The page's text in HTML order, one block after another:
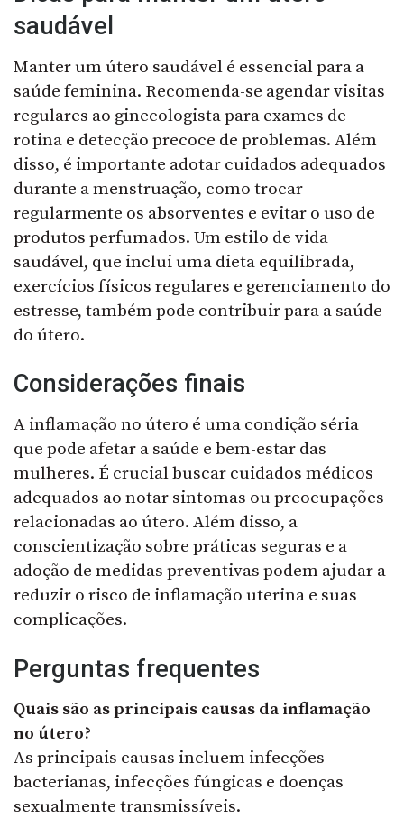
saudável
Manter um útero saudável é essencial para a
saúde feminina. Recomenda-se agendar visitas
regulares ao ginecologista para exames de
rotina e detecção precoce de problemas. Além
disso, é importante adotar cuidados adequados
durante a menstruação, como trocar
regularmente os absorventes e evitar o uso de
produtos perfumados. Um estilo de vida
saudável, que inclui uma dieta equilibrada,
exercícios físicos regulares e gerenciamento do
estresse, também pode contribuir para a saúde
do útero.
Considerações finais
A inflamação no útero é uma condição séria
que pode afetar a saúde e bem-estar das
mulheres. É crucial buscar cuidados médicos
adequados ao notar sintomas ou preocupações
relacionadas ao útero. Além disso, a
conscientização sobre práticas seguras e a
adoção de medidas preventivas podem ajudar a
reduzir o risco de inflamação uterina e suas
complicações.
Perguntas frequentes
Quais são as principais causas da inflamação
no útero?
As principais causas incluem infecções
bacterianas, infecções fúngicas e doenças
sexualmente transmissíveis.